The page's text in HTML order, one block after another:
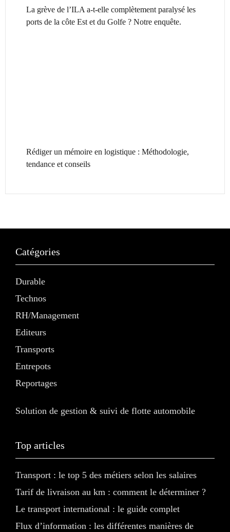
La grève de l’ILA a-t-elle complètement paralysé les
ports de la côte Est et du Golfe ? Notre enquête.
Rédiger un mémoire en logistique : Méthodologie,
tendance et conseils
Catégories
Durable
Technos
RH/Management
Editeurs
Transports
Entrepots
Reportages
Solution de gestion & suivi de flotte automobile
Top articles
Transport : le top 5 des métiers selon les salaires
Tarif de livraison au km : comment le déterminer ?
Le transport international : le guide complet
Flux d’information : les différentes manières de